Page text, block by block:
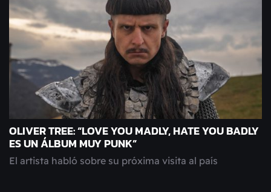
OLIVER TREE: “LOVE YOU MADLY, HATE YOU BADLY
ES UN ÁLBUM MUY PUNK”
El artista habló sobre su próxima visita al país